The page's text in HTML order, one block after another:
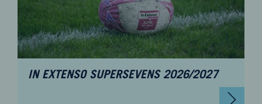
IN EXTENSO SUPERSEVENS 2026/2027